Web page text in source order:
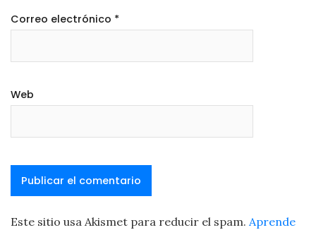
Correo electrónico *
Web
Este sitio usa Akismet para reducir el spam. Aprende